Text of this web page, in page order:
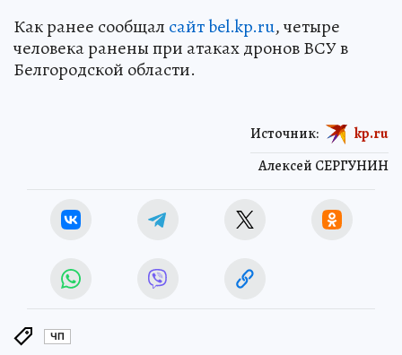
Как ранее сообщал сайт bel.kp.ru, четыре
человека ранены при атаках дронов ВСУ в
Белгородской области.
Алексей СЕРГУНИН
Источник: kp.ru
ЧП